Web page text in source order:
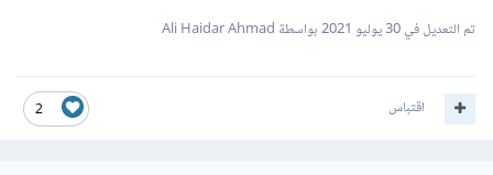
تم التعديل في30 يوليو 2021 بواسطة Ali Haidar Ahmad
2 اقتباس